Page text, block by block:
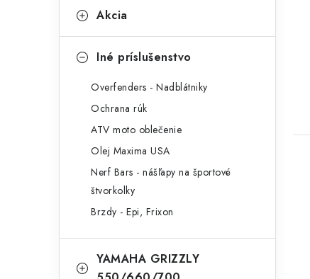
Akcia
Iné príslušenstvo
Overfenders - Nadblátniky
Ochrana rúk
ATV moto oblečenie
Olej Maxima USA
Nerf Bars - nášľapy na športové
štvorkolky
Brzdy - Epi, Frixon
YAMAHA GRIZZLY